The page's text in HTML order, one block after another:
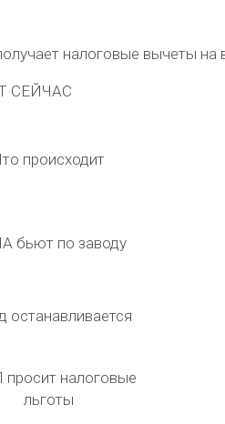
налоговые вычеты на
СЕЙЧАС
происходит
бьют по заводу
останавливается
налоговые
льготы